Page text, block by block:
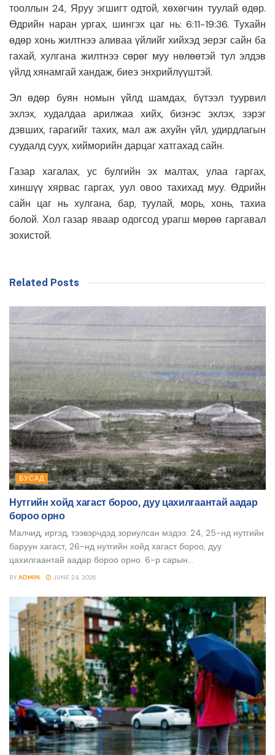
тооллын 24, Яруу эгшигт одтой, хөхөгчин туулай өдөр.
Өдрийн наран ургах, шингэх цаг нь: 6:11-19:36. Тухайн
өдөр хонь жилтнээ аливаа үйлийг хийхэд эерэг сайн ба
гахай, хулгана жилтнээ сөрөг муу нөлөөтэй тул элдэв
үйлд хянамгай хандаж, биеэ энхрийлүүштэй.
Эл өдөр буян номын үйлд шамдах, бүтээл туурвил
эхлэх, худалдаа арилжаа хийх, бизнэс эхлэх, зэрэг
дэвших, гарагийг тахих, мал аж ахуйн үйл, удирдлагын
суудалд суух, хийморийн дарцаг хатгахад сайн.
Газар хагалах, ус булгийн эх малтах, улаа гаргах,
хиншүү хярвас гаргах, уул овоо тахихад муу. Өдрийн
сайн цаг нь хулгана, бар, туулай, морь, хонь, тахиа
болой. Хол газар яваар одогсод урагш мөрөө гаргавал
зохистой.
Related Posts
БУСАД
Нутгийн хойд хагаст бороо, дуу цахилгаантай аадар
бороо орно
Малчид, иргэд, тээвэрчдэд зориулсан мэдээ: 24, 25-нд нутгийн
баруун хагаст, 26-нд нутгийн хойд хагаст бороо, дуу
цахилгаантай аадар бороо орно. 6-р сарын...
BY ADMIN JUNE 24, 2026